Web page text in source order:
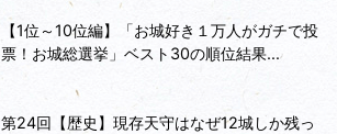
【1位～10位編】「お城好き１万人がガチで投
票！お城総選挙」ベスト30の順位結果...
第24回【歴史】現存天守はなぜ12城しか残っ